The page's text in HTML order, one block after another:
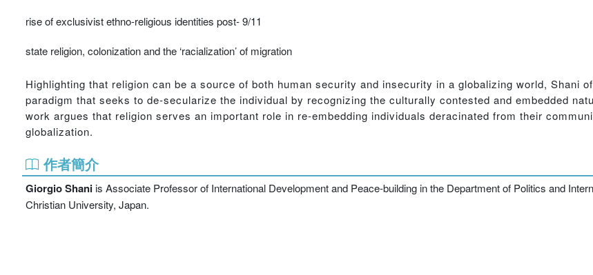
rise of exclusivist ethno-religious identities post- 9/11
state religion, colonization and the ‘racialization’ of migration
Highlighting that religion can be a source of both human security and insecurity in a globalizing world, Shani
paradigm that seeks to de-secularize the individual by recognizing the culturally contested and embedded
work argues that religion serves an important role in re-embedding individuals deracinated from their
globalization.
作者簡介
Giorgio Shaniis Associate Professor of International Development and Peace-building in the Department of Politics and
Christian University, Japan.